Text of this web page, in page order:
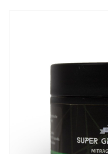
Health Supplies
Psychedelic
Rituals & Wierook